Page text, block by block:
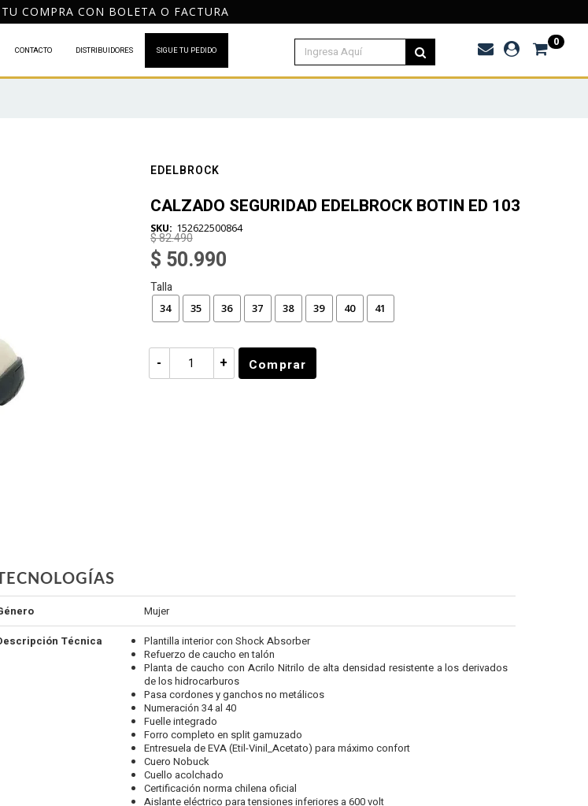
COMPRA CON BOLETA O FACTURA
CONTACTO DISTRIBUIDORES SIGUE TU PEDIDO
0
EDELBROCK
CALZADO SEGURIDAD EDELBROCK BOTIN ED 103
152622500864
$ 82.490
$ 50.990
Talla
36 37 38 39 40 41
34 35
+
- Comprar
TECNOLOGÍAS
Mujer
Técnica
Plantilla interior con Shock Absorber
Refuerzo de caucho en talón
Planta de caucho con Acrilo Nitrilo de alta densidad resistente a los derivados
de los hidrocarburos
Pasa cordones y ganchos no metálicos
Numeración 34 al 40
Fuelle integrado
Forro completo en split gamuzado
Entresuela de EVA (Etil-Vinil_Acetato) para máximo confort
Cuero Nobuck
Cuello acolchado
Certificación norma chilena oficial
Aislante eléctrico para tensiones inferiores a 600 volt